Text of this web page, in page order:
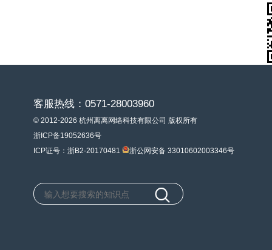
客服热线：0571-28003960
© 2012-2026 杭州离离网络科技有限公司 版权所有
浙ICP备19052636号
ICP证号：浙B2-20170481
浙公网安备 33010602003346号